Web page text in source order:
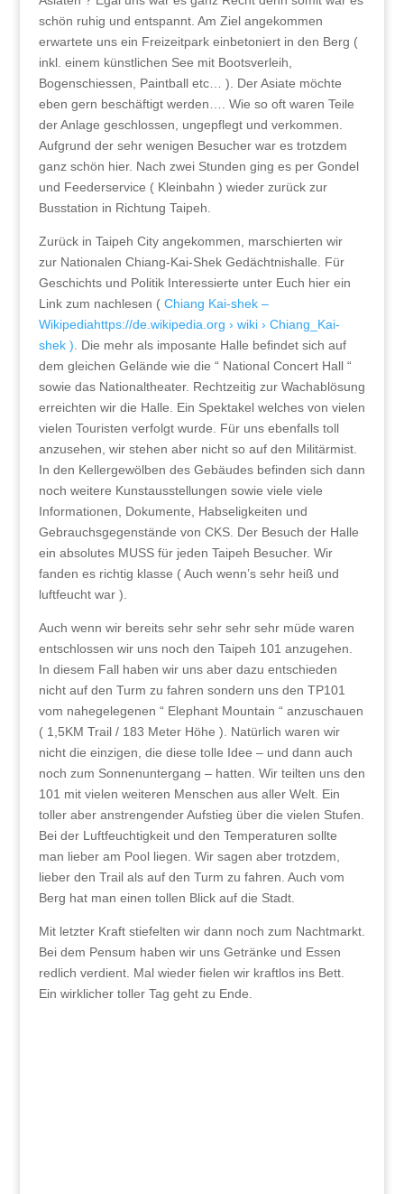
schön ruhig und entspannt. Am Ziel angekommen
erwartete uns ein Freizeitpark einbetoniert in den Berg (
inkl. einem künstlichen See mit Bootsverleih,
Bogenschiessen, Paintball etc… ). Der Asiate möchte
eben gern beschäftigt werden…. Wie so oft waren Teile
der Anlage geschlossen, ungepflegt und verkommen.
Aufgrund der sehr wenigen Besucher war es trotzdem
ganz schön hier. Nach zwei Stunden ging es per Gondel
und Feederservice ( Kleinbahn ) wieder zurück zur
Busstation in Richtung Taipeh.
Zurück in Taipeh City angekommen, marschierten wir
zur Nationalen Chiang-Kai-Shek Gedächtnishalle. Für
Geschichts und Politik Interessierte unter Euch hier ein
Link zum nachlesen ( Chiang Kai-shek –
Wikipediahttps://de.wikipedia.org › wiki › Chiang_Kai-
shek ) . Die mehr als imposante Halle befindet sich auf
dem gleichen Gelände wie die “ National Concert Hall “
sowie das Nationaltheater. Rechtzeitig zur Wachablösung
erreichten wir die Halle. Ein Spektakel welches von vielen
vielen Touristen verfolgt wurde. Für uns ebenfalls toll
anzusehen, wir stehen aber nicht so auf den Militärmist.
In den Kellergewölben des Gebäudes befinden sich dann
noch weitere Kunstausstellungen sowie viele viele
Informationen, Dokumente, Habseligkeiten und
Gebrauchsgegenstände von CKS. Der Besuch der Halle
ein absolutes MUSS für jeden Taipeh Besucher. Wir
fanden es richtig klasse ( Auch wenn’s sehr heiß und
luftfeucht war ).
Auch wenn wir bereits sehr sehr sehr sehr müde waren
entschlossen wir uns noch den Taipeh 101 anzugehen.
In diesem Fall haben wir uns aber dazu entschieden
nicht auf den Turm zu fahren sondern uns den TP101
vom nahegelegenen “ Elephant Mountain “ anzuschauen
( 1,5KM Trail / 183 Meter Höhe ). Natürlich waren wir
nicht die einzigen, die diese tolle Idee – und dann auch
noch zum Sonnenuntergang – hatten. Wir teilten uns den
101 mit vielen weiteren Menschen aus aller Welt. Ein
toller aber anstrengender Aufstieg über die vielen Stufen.
Bei der Luftfeuchtigkeit und den Temperaturen sollte
man lieber am Pool liegen. Wir sagen aber trotzdem,
lieber den Trail als auf den Turm zu fahren. Auch vom
Berg hat man einen tollen Blick auf die Stadt.
Mit letzter Kraft stiefelten wir dann noch zum Nachtmarkt.
Bei dem Pensum haben wir uns Getränke und Essen
redlich verdient. Mal wieder fielen wir kraftlos ins Bett.
Ein wirklicher toller Tag geht zu Ende.